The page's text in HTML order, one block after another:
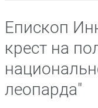
Епископ
крест на
леопарда"